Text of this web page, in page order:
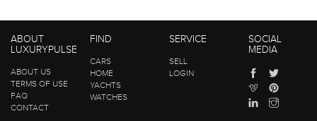
ABOUT
LUXURYPULSE
ABOUT US
TERMS OF USE
FAQ
CONTACT
FIND
CARS
HOME
YACHTS
WATCHES
SERVICE
SELL
LOGIN
SOCIAL
MEDIA